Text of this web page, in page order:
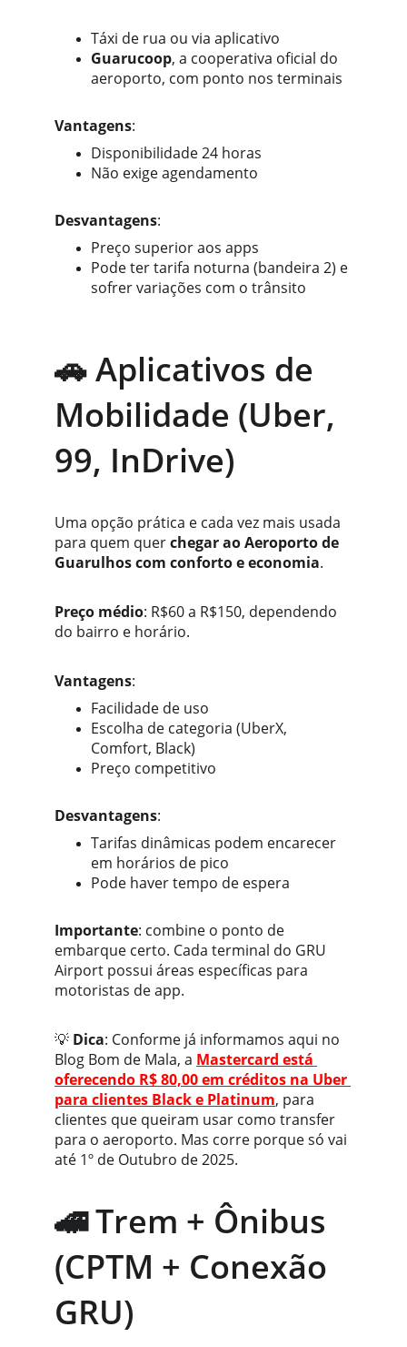
Táxi de rua ou via aplicativo
Guarucoop, a cooperativa oficial do
aeroporto, com ponto nos terminais
Vantagens:
Disponibilidade 24 horas
Não exige agendamento
Desvantagens:
Preço superior aos apps
Pode ter tarifa noturna (bandeira 2) e
sofrer variações com o trânsito
🚗 Aplicativos de
Mobilidade (Uber,
99, InDrive)
Uma opção prática e cada vez mais usada
para quem quer chegar ao Aeroporto de
Guarulhos com conforto e economia.
Preço médio: R$60 a R$150, dependendo
do bairro e horário.
Vantagens:
Facilidade de uso
Escolha de categoria (UberX,
Comfort, Black)
Preço competitivo
Desvantagens:
Tarifas dinâmicas podem encarecer
em horários de pico
Pode haver tempo de espera
Importante: combine o ponto de
embarque certo. Cada terminal do GRU
Airport possui áreas específicas para
motoristas de app.
💡 Dica: Conforme já informamos aqui no
Blog Bom de Mala, a Mastercard está
oferecendo R$ 80,00 em créditos na Uber
para clientes Black e Platinum, para
clientes que queiram usar como transfer
para o aeroporto. Mas corre porque só vai
até 1º de Outubro de 2025.
🚄 Trem + Ônibus
(CPTM + Conexão
GRU)